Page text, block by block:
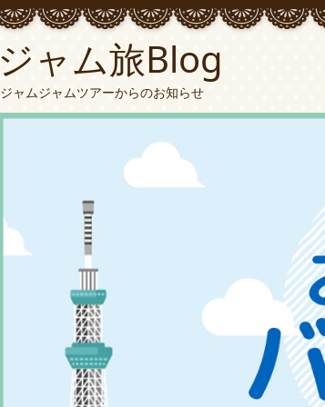
ジャム旅Blog
ジャムジャムツアーからのお知らせ